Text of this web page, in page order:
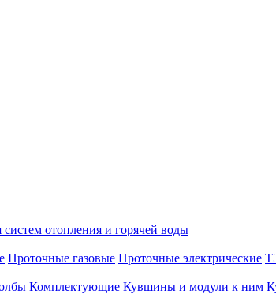
отопления и горячей воды
Проточные газовые Проточные электрические
Комплектующие Кувшины и модули к ним